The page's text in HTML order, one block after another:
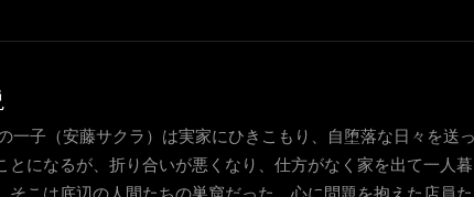
一子（安藤サクラ）は実家にひきこもり、自堕落な日々を
とになるが、折り合いが悪くなり、仕方がなく家を出て一人
そこは底辺の人間たちの巣窟だった。心に問題を抱えた店員